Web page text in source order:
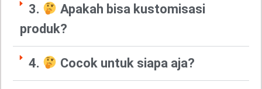
3.
Apakah bisa kustomisasi
produk?
4. Cocok untuk siapa aja?